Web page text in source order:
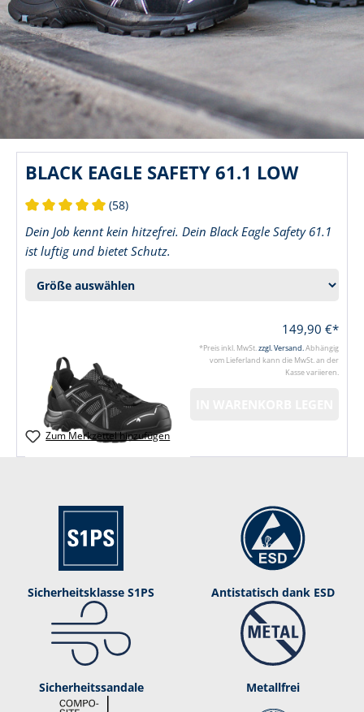
BLACK EAGLE SAFETY 61.1 LOW
(58)
Dein Job kennt kein hitzefrei. Dein Black Eagle Safety 61.1
ist luftig und bietet Schutz.
149,90 €*
*Preis inkl. MwSt.zzgl. Versand.Abhängig
vom Lieferland kann die MwSt. an der
Kasse variieren.
Zum Merkzettel hinzufügen
Sicherheitsklasse S1PS Antistatisch dank ESD
Si­cher­heits­san­da­le Metallfrei